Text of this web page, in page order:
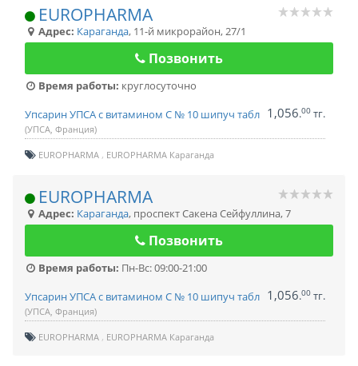
EUROPHARMA
Адрес: Караганда, 11-й микрорайон, 27/1
Позвонить
Время работы: круглосуточно
Упсарин УПСА с витамином С № 10 шипуч табл
(УПСА, Франция)
1,056.00 тг.
EUROPHARMA EUROPHARMA Караганда
EUROPHARMA
Адрес: Караганда, проспект Сакена Сейфуллина, 7
Позвонить
Время работы: Пн-Вс: 09:00-21:00
Упсарин УПСА с витамином С № 10 шипуч табл
(УПСА, Франция)
1,056.00 тг.
EUROPHARMA EUROPHARMA Караганда